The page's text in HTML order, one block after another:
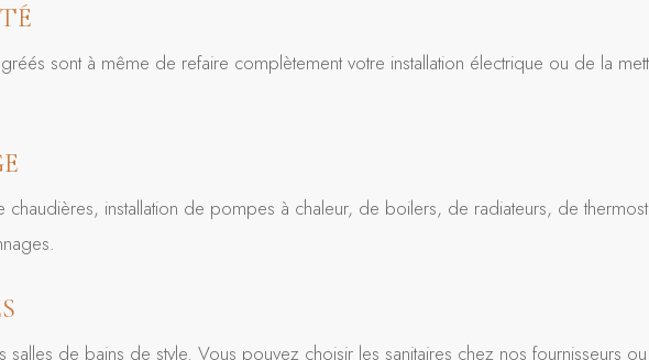
sont à même de refaire complètement votre installation électrique ou de la
chaudières, installation de pompes à chaleur, de boilers, de radiateurs, de
salles de bains de style. Vous pouvez choisir les sanitaires chez nos fournisseurs ou